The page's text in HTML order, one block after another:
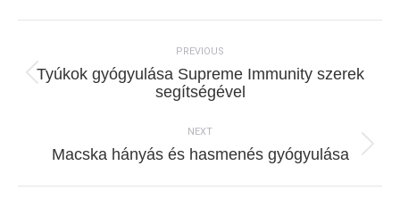
navigation
PREVIOUS
Previous
post:
Tyúkok gyógyulása Supreme Immunity szerek
segítségével
NEXT
Next
Macska hányás és hasmenés gyógyulása